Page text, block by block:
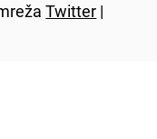
Twitter |